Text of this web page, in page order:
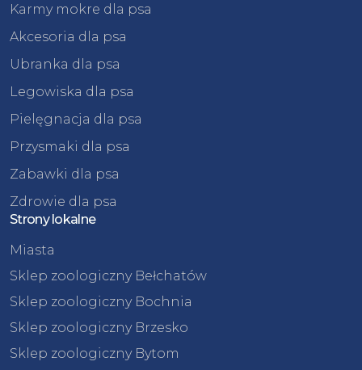
Karmy mokre dla psa
Akcesoria dla psa
Ubranka dla psa
Legowiska dla psa
Pielęgnacja dla psa
Przysmaki dla psa
Zabawki dla psa
Zdrowie dla psa
Strony lokalne
Miasta
Sklep zoologiczny Bełchatów
Sklep zoologiczny Bochnia
Sklep zoologiczny Brzesko
Sklep zoologiczny Bytom